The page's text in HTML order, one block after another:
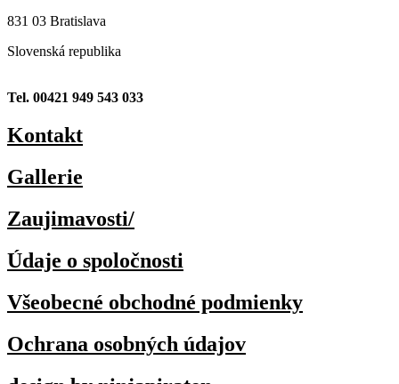
831 03 Bratislava
Slovenská republika
Tel. 00421 949 543 033
Kontakt
Gallerie
Zaujimavosti/
Údaje o spoločnosti
Všeobecné obchodné podmienky
Ochrana osobných údajov